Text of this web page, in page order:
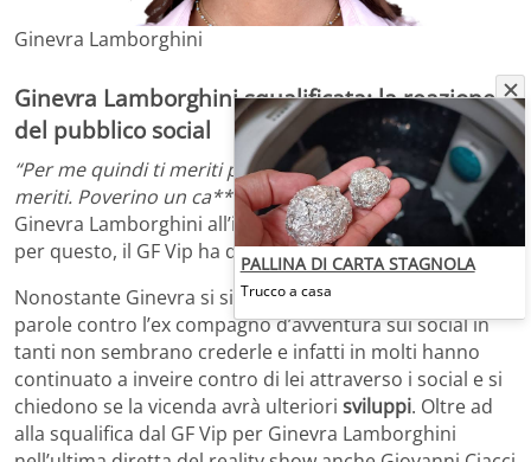
Ginevra Lamborghini
Ginevra Lamborghini squalificata: la reazione
del pubblico social
“Per me quindi ti meriti pure di essere bullizzato, te lo
meriti. Poverino un ca***“, ha tuonato alcuni giorni fa
Ginevra Lamborghini all’indirizzo diMarco Bellaviae,
per questo, il GF Vip ha deciso disqualificarla.
Nonostante Ginevra si sia mostrata pentita per le sue
parole contro l’ex compagno d’avventura sui social in
tanti non sembrano crederle e infatti in molti hanno
continuato a inveire contro di lei attraverso i social e si
chiedono se la vicenda avrà ulteriori sviluppi. Oltre ad
alla squalifica dal GF Vip per Ginevra Lamborghini
PALLINA DI CARTA STAGNOLA
Trucco a casa